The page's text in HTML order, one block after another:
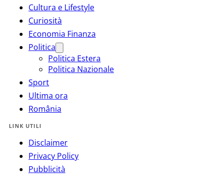
Cultura e Lifestyle
Curiosità
Economia Finanza
Politica
Politica Estera
Politica Nazionale
Sport
Ultima ora
România
LINK UTILI
Disclaimer
Privacy Policy
Pubblicità